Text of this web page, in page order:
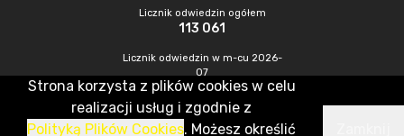
Licznik odwiedzin ogółem
113 061
Licznik odwiedzin w m-cu 2026-
07
391
CMS & Hosting: Nefeni Sp. z o.o.
Strona korzysta z plików cookies w celu
realizacji usług i zgodnie z
Polityką Plików Cookies. Możesz określić